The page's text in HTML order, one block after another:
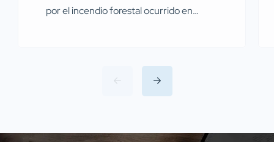
por el incendio forestal ocurrido en
Servicio de Protección de la Naturaleza
(SEPRONA) de la Comandancia de
Cáceres han llevado a cabo
de la provincia de Cáceres relacionadas